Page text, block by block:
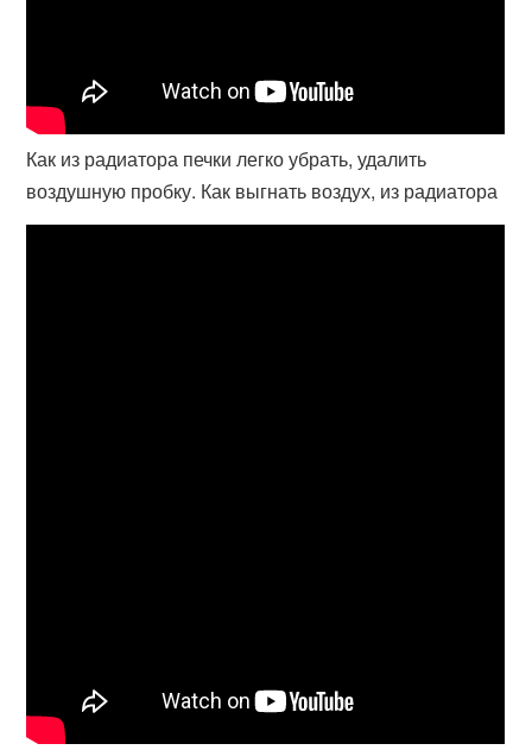
Как из радиатора печки легко убрать, удалить
воздушную пробку. Как выгнать воздух, из радиатора